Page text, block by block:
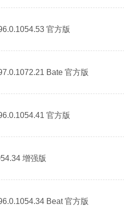
官方版
Bate 官方版
官方版
增强版
Beat 官方版